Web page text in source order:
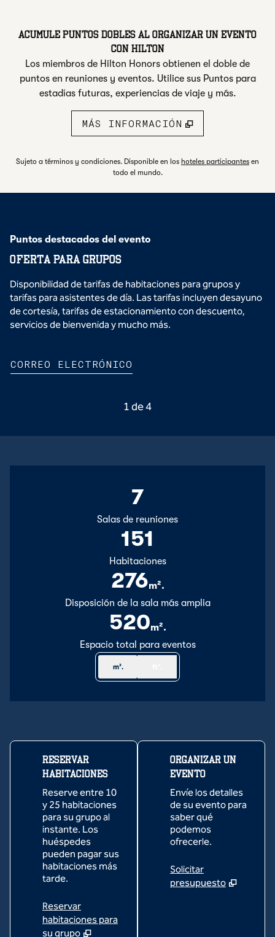
ACUMULE PUNTOS DOBLES AL ORGANIZAR UN EVENTO
CON HILTON
Los miembros de Hilton Honors obtienen el doble de
puntos en reuniones y eventos. Utilice sus Puntos para
estadías futuras, experiencias de viaje y más.
MÁS INFORMACIÓN
Sujeto a términos y condiciones. Disponible en los hoteles participantes,abre
en
todo el mundo.
Puntos destacados del evento
OFERTA PARA GRUPOS
Disponibilidad de tarifas de habitaciones para grupos y
tarifas para asistentes de día. Las tarifas incluyen desayuno
de cortesía, tarifas de estacionamiento con descuento,
servicios de bienvenida y mucho más.
CORREO ELECTRÓNICO
Diapositiva 1 de 4
DIAPOSITIVA ANTERIOR,
1 de 4
7
Salas de reuniones
151
Habitaciones
276m².
Metros cuadrados
Disposición de la sala más amplia
520m².
Metros cuadrados
Espacio total para eventos
m².
RESERVAR
HABITACIONES
Reserve entre 10
y 25 habitaciones
para su grupo al
instante. Los
huéspedes
pueden pagar sus
habitaciones más
tarde.
Reservar
habitaciones para
su grupo
ORGANIZAR UN
EVENTO
Envíe los detalles
de su evento para
saber qué
podemos
ofrecerle.
Solicitar
presupuesto